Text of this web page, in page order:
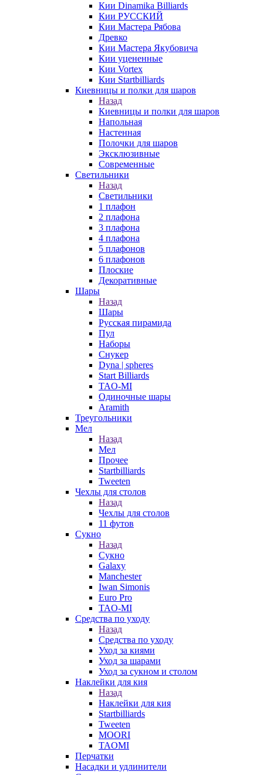
Кии Dinamika Billiards
Кии РУССКИЙ
Кии Мастера Рябова
Древко
Кии Мастера Якубовича
Кии уцененные
Кии Vortex
Кии Startbilliards
Киевницы и полки для шаров
Назад
Киевницы и полки для шаров
Напольная
Настенная
Полочки для шаров
Эксклюзивные
Современные
Светильники
Назад
Светильники
1 плафон
2 плафона
3 плафона
4 плафона
5 плафонов
6 плафонов
Плоские
Декоративные
Шары
Назад
Шары
Русская пирамида
Пул
Наборы
Снукер
Dyna | spheres
Start Billiards
TAO-MI
Одиночные шары
Aramith
Треугольники
Мел
Назад
Мел
Прочее
Startbilliards
Tweeten
Чехлы для столов
Назад
Чехлы для столов
11 футов
Сукно
Назад
Сукно
Galaxy
Manchester
Iwan Simonis
Euro Pro
TAO-MI
Средства по уходу
Назад
Средства по уходу
Уход за киями
Уход за шарами
Уход за сукном и столом
Наклейки для кия
Назад
Наклейки для кия
Startbilliards
Tweeten
MOORI
TAOMI
Перчатки
Насадки и удлинители